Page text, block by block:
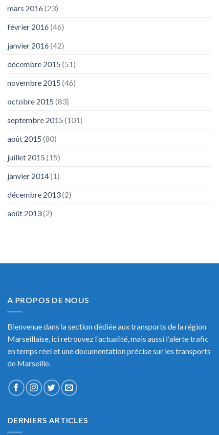
mars 2016(23)
février 2016(46)
janvier 2016(42)
décembre 2015 (51)
novembre 2015 (46)
octobre 2015 (83)
septembre 2015 (101)
août 2015 (80)
juillet 2015 (15)
janvier 2014(1)
décembre 2013(2)
août 2013(2)
A PROPOS DE NOUS
Bienvenue dans la section dédiée aux transports de la région
Marseillaise, ici retrouvez l'actualité, mais aussi l'alerte trafic
en temps réel et une documentation précise sur les transports
de Marseille.
DERNIERS ARTICLES